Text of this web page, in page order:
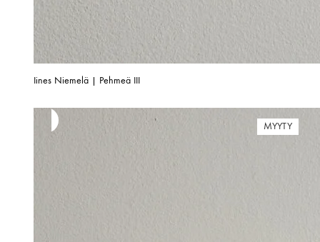
Iines Niemelä | Pehmeä III
MYYTY